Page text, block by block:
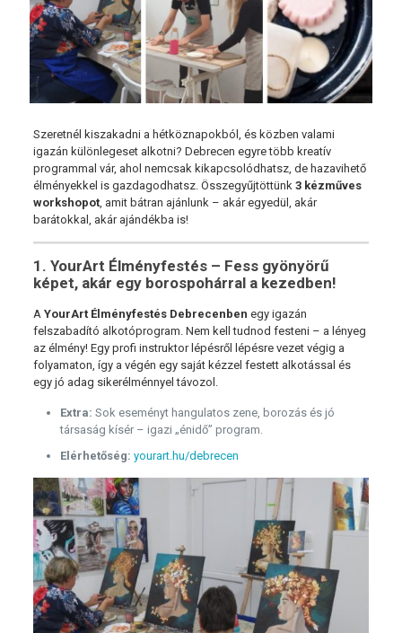
Szeretnél kiszakadni a hétköznapokból, és közben valami
igazán különlegeset alkotni? Debrecen egyre több kreatív
programmal vár, ahol nemcsak kikapcsolódhatsz, de hazavihető
élményekkel is gazdagodhatsz. Összegyűjtöttünk 3 kézműves
workshopot, amit bátran ajánlunk – akár egyedül, akár
barátokkal, akár ajándékba is!
1. YourArt Élményfestés – Fess gyönyörű
képet, akár egy borospohárral a kezedben!
A YourArt Élményfestés Debrecenben egy igazán
felszabadító alkotóprogram. Nem kell tudnod festeni – a lényeg
az élmény! Egy profi instruktor lépésről lépésre vezet végig a
folyamaton, így a végén egy saját kézzel festett alkotással és
egy jó adag sikerélménnyel távozol.
Extra: Sok eseményt hangulatos zene, borozás és jó
társaság kísér – igazi „énidő” program.
Elérhetőség: yourart.hu/debrecen